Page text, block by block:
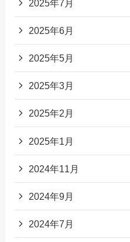
2025年7月
2025年6月
2025年5月
2025年3月
2025年2月
2025年1月
2024年11月
2024年9月
2024年7月